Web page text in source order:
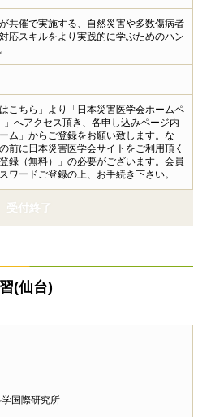
共催で実施する、自然災害や多数傷病者
応スキルをより実践的に学ぶためのハン
こちら」より「日本災害医学会ホームペ
」へアクセス頂き、各申し込みページ内
ム」からご登録をお願い致します。な
前に日本災害医学会サイトをご利用頂く
録（無料）」の必要がございます。会員
ワードご登録の上、お手続き下さい。
受付終了
(仙台)
国際研究所